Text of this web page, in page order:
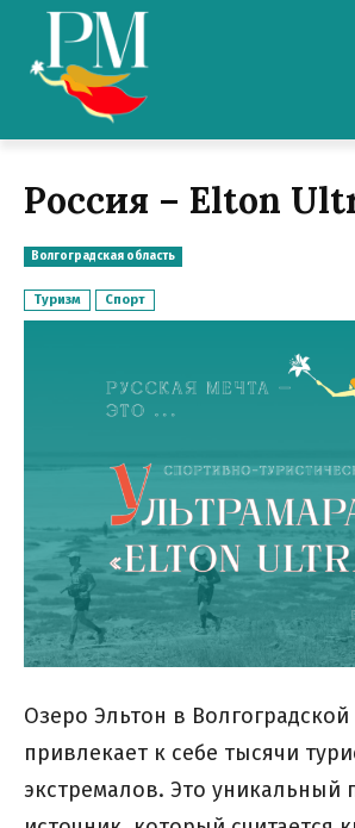
Россия – Elton
Волгоградская область
Туризм Спорт
Озеро Эльтон в Волгоградской
привлекает к себе тысячи
экстремалов. Это уникальный